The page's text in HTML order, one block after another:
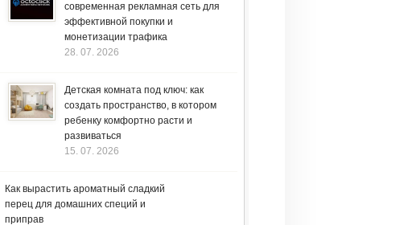
современная рекламная сеть для
эффективной покупки и
монетизации трафика
28. 07. 2026
Детская комната под ключ: как
создать пространство, в котором
ребенку комфортно расти и
развиваться
15. 07. 2026
Как вырастить ароматный сладкий
перец для домашних специй и
приправ